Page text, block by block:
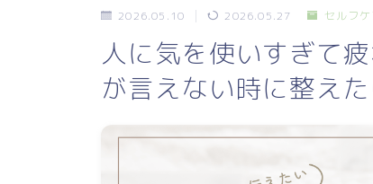
2026.05.10 2026.05.27 セルフ
人に気を使いすぎて
が言えない時に整え